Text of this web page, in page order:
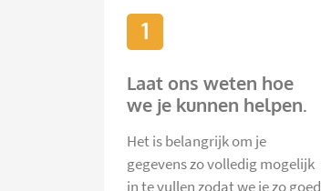
1
Laat ons weten hoe
we je kunnen helpen.
Het is belangrijk om je
gegevens zo volledig mogelijk
in te vullen zodat we je zo goed